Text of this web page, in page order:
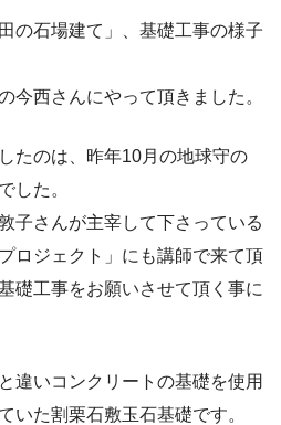
の石場建て」、基礎工事の様子
今西さんにやって頂きました。
たのは、昨年10月の地球守の
した。
子さんが主宰して下さっている
ロジェクト」にも講師で来て頂
礎工事をお願いさせて頂く事に
違いコンクリートの基礎を使用
いた割栗石敷玉石基礎です。